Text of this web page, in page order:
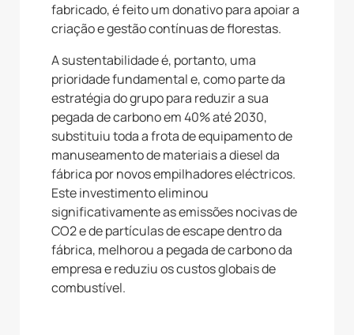
fabricado, é feito um donativo para apoiar a
criação e gestão contínuas de florestas.
A sustentabilidade é, portanto, uma
prioridade fundamental e, como parte da
estratégia do grupo para reduzir a sua
pegada de carbono em 40% até 2030,
substituiu toda a frota de equipamento de
manuseamento de materiais a diesel da
fábrica por novos empilhadores eléctricos.
Este investimento eliminou
significativamente as emissões nocivas de
CO2 e de partículas de escape dentro da
fábrica, melhorou a pegada de carbono da
empresa e reduziu os custos globais de
combustível.